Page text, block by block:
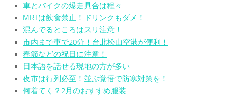
車とバイクの爆走具合は程々
MRTは飲食禁止！ドリンクもダメ！
混んでるところはスリ注意！
市内まで車で20分！台北松山空港が便利！
春節などの祝日に注意！
日本語を話せる現地の方が多い
夜市は行列必至！並ぶ覚悟で防寒対策を！
何着てく？2月のおすすめ服装